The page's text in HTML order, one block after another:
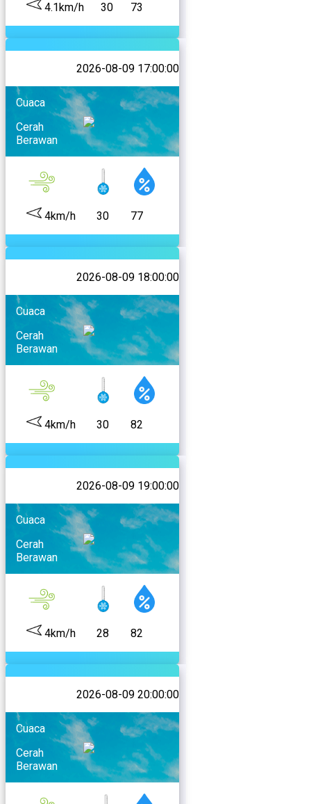
4.1km/h 30 73
2026-08-09 17:00:00
Cuaca
Cerah
Berawan
4km/h 30 77
2026-08-09 18:00:00
Cuaca
Cerah
Berawan
4km/h 30 82
2026-08-09 19:00:00
Cuaca
Cerah
Berawan
4km/h 28 82
2026-08-09 20:00:00
Cuaca
Cerah
Berawan